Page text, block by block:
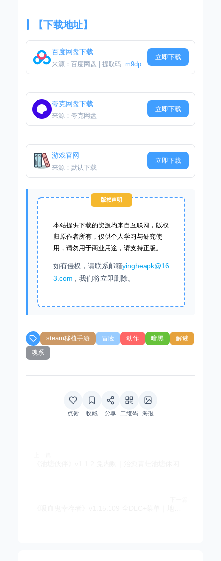
【下载地址】
百度网盘下载
来源：百度网盘 | 提取码: m9dp
立即下载
夸克网盘下载
来源：夸克网盘
立即下载
游戏官网
来源：默认下载
立即下载
版权声明
本站提供下载的资源均来自互联网，版权
归原作者所有，仅供个人学习与研究使
用，请勿用于商业用途，请支持正版。
如有侵权，请联系邮箱yingheapk@16
3.com ，我们将立即删除。
steam移植手游 冒险 动作 暗黑
解谜
魂系
点赞 收藏 分享 二维码 海报